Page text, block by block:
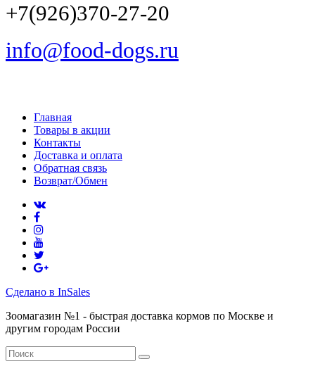
+7(926)370-27-20
info@food-dogs.ru
Главная
Товары в акции
Контакты
Доставка и оплата
Обратная связь
Возврат/Обмен
Сделано в InSales
Зоомагазин №1 - быстрая доставка кормов по Москве и
другим городам России